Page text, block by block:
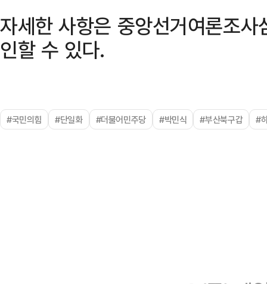
자세한 사항은 중앙선거여론조
인할 수 있다.
#국민의힘 #단일화 #더불어민주당 #박민식 #부산북구갑 #